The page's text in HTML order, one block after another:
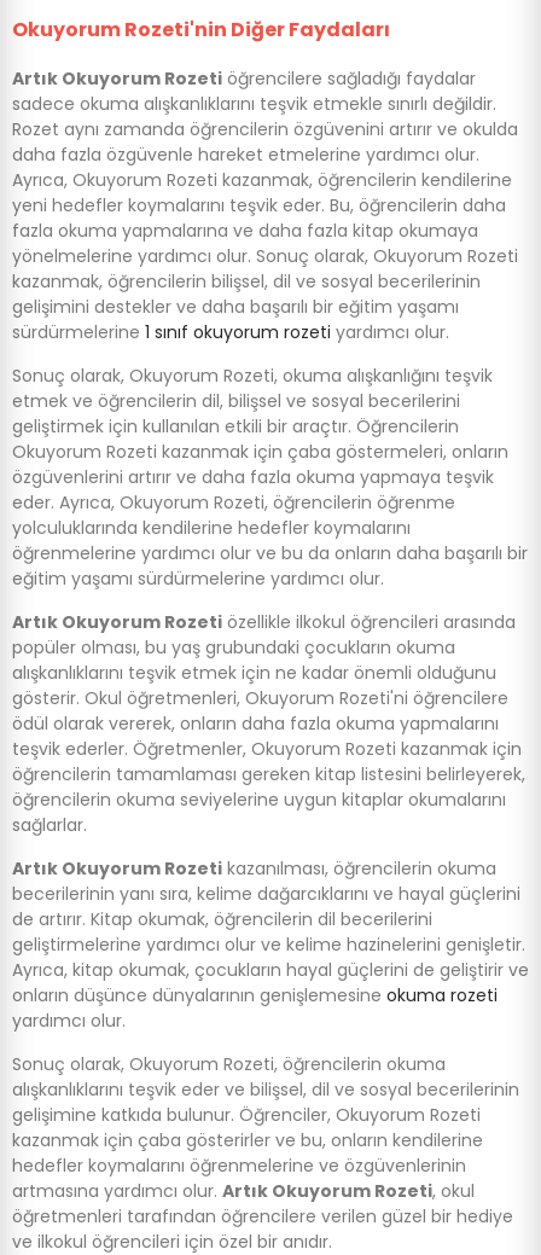
Okuyorum Rozeti'nin Diğer Faydaları
Artık Okuyorum Rozeti öğrencilere sağladığı faydalar
sadece okuma alışkanlıklarını teşvik etmekle sınırlı değildir.
Rozet aynı zamanda öğrencilerin özgüvenini artırır ve okulda
daha fazla özgüvenle hareket etmelerine yardımcı olur.
Ayrıca, Okuyorum Rozeti kazanmak, öğrencilerin kendilerine
yeni hedefler koymalarını teşvik eder. Bu, öğrencilerin daha
fazla okuma yapmalarına ve daha fazla kitap okumaya
yönelmelerine yardımcı olur. Sonuç olarak, Okuyorum Rozeti
kazanmak, öğrencilerin bilişsel, dil ve sosyal becerilerinin
gelişimini destekler ve daha başarılı bir eğitim yaşamı
sürdürmelerine 1 sınıf okuyorum rozeti yardımcı olur.
Sonuç olarak, Okuyorum Rozeti, okuma alışkanlığını teşvik
etmek ve öğrencilerin dil, bilişsel ve sosyal becerilerini
geliştirmek için kullanılan etkili bir araçtır. Öğrencilerin
Okuyorum Rozeti kazanmak için çaba göstermeleri, onların
özgüvenlerini artırır ve daha fazla okuma yapmaya teşvik
eder. Ayrıca, Okuyorum Rozeti, öğrencilerin öğrenme
yolculuklarında kendilerine hedefler koymalarını
öğrenmelerine yardımcı olur ve bu da onların daha başarılı bir
eğitim yaşamı sürdürmelerine yardımcı olur.
Artık Okuyorum Rozeti özellikle ilkokul öğrencileri arasında
popüler olması, bu yaş grubundaki çocukların okuma
alışkanlıklarını teşvik etmek için ne kadar önemli olduğunu
gösterir. Okul öğretmenleri, Okuyorum Rozeti'ni öğrencilere
ödül olarak vererek, onların daha fazla okuma yapmalarını
teşvik ederler. Öğretmenler, Okuyorum Rozeti kazanmak için
öğrencilerin tamamlaması gereken kitap listesini belirleyerek,
öğrencilerin okuma seviyelerine uygun kitaplar okumalarını
sağlarlar.
Artık Okuyorum Rozeti kazanılması, öğrencilerin okuma
becerilerinin yanı sıra, kelime dağarcıklarını ve hayal güçlerini
de artırır. Kitap okumak, öğrencilerin dil becerilerini
geliştirmelerine yardımcı olur ve kelime hazinelerini genişletir.
Ayrıca, kitap okumak, çocukların hayal güçlerini de geliştirir ve
onların düşünce dünyalarının genişlemesine okuma rozeti
yardımcı olur.
Sonuç olarak, Okuyorum Rozeti, öğrencilerin okuma
alışkanlıklarını teşvik eder ve bilişsel, dil ve sosyal becerilerinin
gelişimine katkıda bulunur. Öğrenciler, Okuyorum Rozeti
kazanmak için çaba gösterirler ve bu, onların kendilerine
hedefler koymalarını öğrenmelerine ve özgüvenlerinin
artmasına yardımcı olur. Artık Okuyorum Rozeti, okul
öğretmenleri tarafından öğrencilere verilen güzel bir hediye
ve ilkokul öğrencileri için özel bir anıdır.